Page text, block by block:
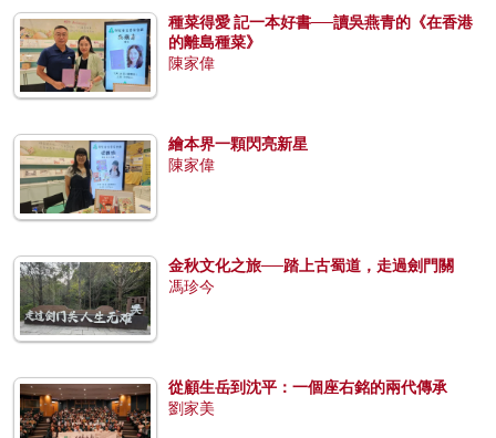
種菜得愛 記一本好書──讀吳燕青的《在香港
的離島種菜》
陳家偉
繪本界一顆閃亮新星
陳家偉
金秋文化之旅──踏上古蜀道，走過劍門關
馮珍今
從顧生岳到沈平：一個座右銘的兩代傳承
劉家美